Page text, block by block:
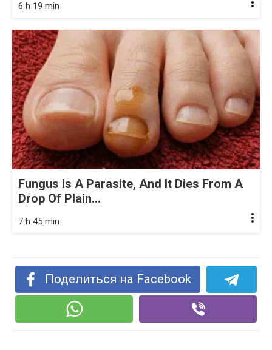
6 h 19 min
Fungus Is A Parasite, And It Dies From A
Drop Of Plain...
7 h 45 min
Поделиться на Facebook